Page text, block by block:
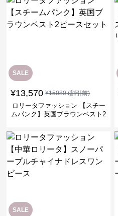
SALE
¥13,570 ¥15080(割引前)
ロリータファッション 【スチー
ムパンク】英国ブラウンベスト2
SALE